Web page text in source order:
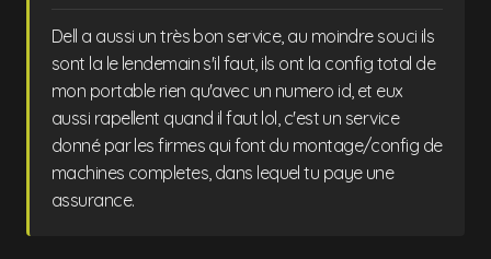
Dell a aussi un très bon service, au moindre souci ils
sont la le lendemain s'il faut, ils ont la config total de
mon portable rien qu'avec un numero id, et eux
aussi rapellent quand il faut lol, c'est un service
donné par les firmes qui font du montage/config de
machines completes, dans lequel tu paye une
assurance.